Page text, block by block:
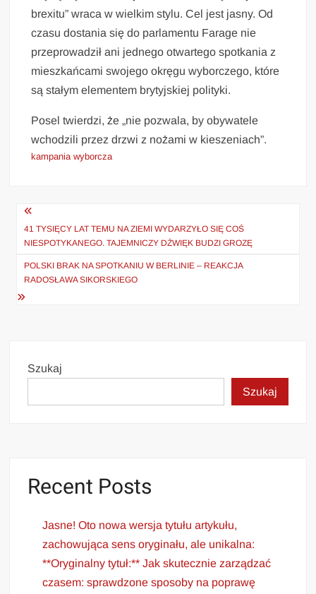
brexitu” wraca w wielkim stylu. Cel jest jasny. Od
czasu dostania się do parlamentu Farage nie
przeprowadził ani jednego otwartego spotkania z
mieszkańcami swojego okręgu wyborczego, które
są stałym elementem brytyjskiej polityki.
Posel twierdzi, że „nie pozwala, by obywatele
wchodzili przez drzwi z nożami w kieszeniach”.
kampania wyborcza
Nawigacja
wpisu
41 TYSIĘCY LAT TEMU NA ZIEMI WYDARZYŁO SIĘ COŚ
NIESPOTYKANEGO. TAJEMNICZY DŹWIĘK BUDZI GROZĘ
POLSKI BRAK NA SPOTKANIU W BERLINIE – REAKCJA
RADOSŁAWA SIKORSKIEGO
Szukaj
Szukaj
Recent Posts
Jasne! Oto nowa wersja tytułu artykułu,
zachowująca sens oryginału, ale unikalna:
**Oryginalny tytuł:** Jak skutecznie zarządzać
czasem: sprawdzone sposoby na poprawę